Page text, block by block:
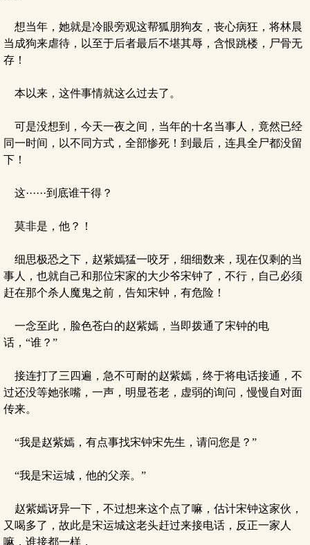
想当年，她就是冷眼旁观这帮狐朋狗友，丧心病狂，将林晨
当成狗来虐待，以至于后者最后不堪其辱，含恨跳楼，尸骨无
存！
本以来，这件事情就这么过去了。
可是没想到，今天一夜之间，当年的十名当事人，竟然已经
同一时间，以不同方式，全部惨死！到最后，连具全尸都没留
下！
这······到底谁干得？
莫非是，他？！
细思极恐之下，赵紫嫣猛一咬牙，细细数来，现在仅剩的当
事人，也就自己和那位宋家的大少爷宋钟了，不行，自己必须
赶在那个杀人魔鬼之前，告知宋钟，有危险！
一念至此，脸色苍白的赵紫嫣，当即拨通了宋钟的电
话，“谁？”
接连打了三四遍，急不可耐的赵紫嫣，终于将电话接通，不
过还没等她张嘴，一声，明显苍老，虚弱的询问，慢慢自对面
传来。
“我是赵紫嫣，有点事找宋钟宋先生，请问您是？”
“我是宋运城，他的父亲。”
赵紫嫣讶异一下，不过想来这个点了嘛，估计宋钟这家伙，
又喝多了，故此是宋运城这老头赶过来接电话，反正一家人
嘛，谁接都一样，